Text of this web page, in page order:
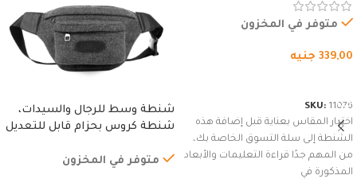
وسوستة.
متوفر في المخزون
339,00 جنيه
SKU: 11076
اختيار المقاس بعناية قبل إضافة هذه
الشنطة إلى سلة التسوق الخاصة بك،
من المهم جدًا قراءة التعليمات والأبعاد
المذكورة في
شنطة وسط للرجال والسيدات،
شنطة كروس بحزام قابل للتعديل
السفر، الجري العادي، المشي
متوفر في المخزون